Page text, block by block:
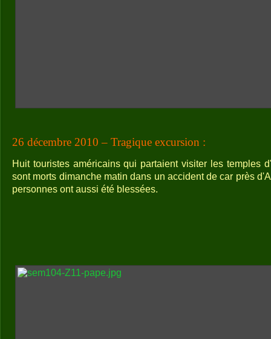
26 décembre 2010 – Tragique excursion :
Huit touristes américains qui partaient visiter les temples
sont morts dimanche matin dans un accident de car près
personnes ont aussi été blessées.